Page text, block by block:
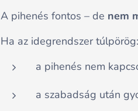
A pihenés fontos – de nem
Ha az idegrendszer túlpörög:
a pihenés nem
a szabadság után